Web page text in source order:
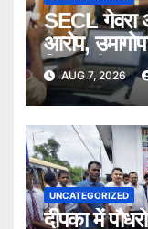
SECL गेवरा
आरोप,
गिरफ्तारी।
AUG 7, 2026
UNCATEGORIZED
दीपका में